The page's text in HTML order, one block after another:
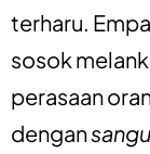
terharu.
sosok
perasaan
dengan